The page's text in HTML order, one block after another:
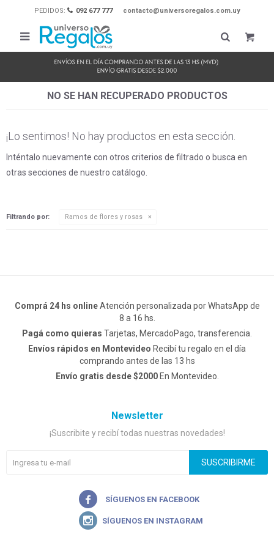
PEDIDOS: 092 677 777 contacto@universoregalos.com.uy

NO SE HAN RECUPERADO PRODUCTOS
¡Lo sentimos! No hay productos en esta sección.
Inténtalo nuevamente con otros criterios de filtrado o busca en
otras secciones de nuestro catálogo.
Filtrando por: Ramos de flores y rosas
Comprá 24 hs onlineAtención personalizada por WhatsApp de
8 a 16 hs.
Pagá como quieras Tarjetas, MercadoPago, transferencia.
Envíos rápidos en Montevideo Recibí tu regalo en el día
comprando antes de las 13 hs
Envío gratis desde $2000En Montevideo.
Newsletter
¡Suscribite y recibí todas nuestras novedades!
SUSCRIBIRME

